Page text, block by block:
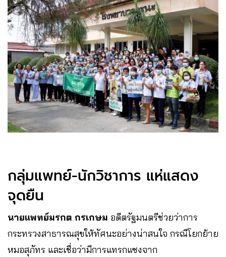
กลุ่มแพทย์-นักวิชาการ แห่แสดง
จุดยืน
นายแพทย์มรกต กรเกษม อดีตรัฐมนตรีช่วยว่าการ
กระทรวงสาธารณสุขให้ทัศนะอย่างน่าสนใจ กรณีโยกย้าย
หมอสุภัทร และเชื่อว่ามีการแทรกแซงจาก